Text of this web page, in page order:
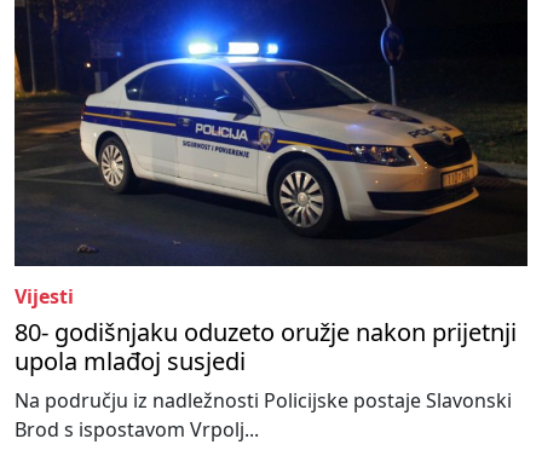
Vijesti
80- godišnjaku oduzeto oružje nakon prijetnji
upola mlađoj susjedi
Na području iz nadležnosti Policijske postaje Slavonski
Brod s ispostavom Vrpolj...